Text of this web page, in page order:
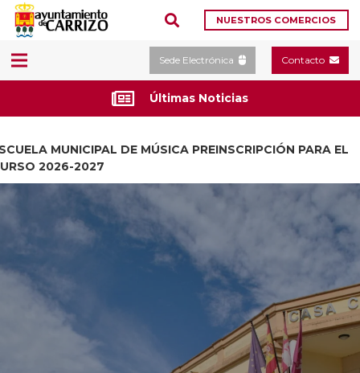
NUESTROS COMERCIOS
Sede Electrónica Contacto
Últimas Noticias
MUNICIPAL DE MÚSICA PREINSCRIPCIÓN PARA EL
2026-2027